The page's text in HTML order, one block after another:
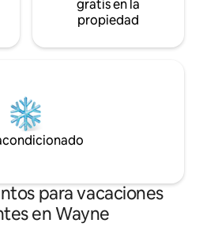
gratis en la
propiedad
para vacaciones
en Wayne